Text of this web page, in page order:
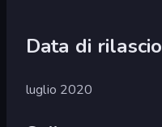
Data di rilascio
luglio 2020